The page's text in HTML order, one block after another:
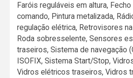
Faróis reguláveis em altura,
comando, Pintura metalizada,
regulação elétrica, Retrovisores
Roda sobresselente, Sensores
traseiros, Sistema de navegação
ISOFIX, Sistema Start/Stop,
Vidros elétricos traseiros, Vidros